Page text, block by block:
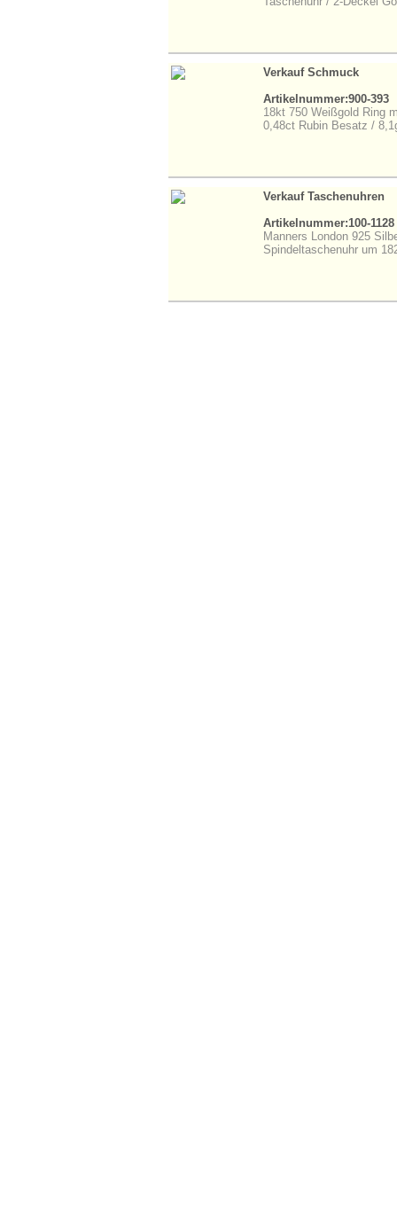
Verkauf Schmuck
Artikelnummer:900-393
18kt 750 Weißgold Ring
0,48ct Rubin Besatz /
Verkauf Taschenuhren
Artikelnummer:100-1128
Manners London 925
Spindeltaschenuhr um